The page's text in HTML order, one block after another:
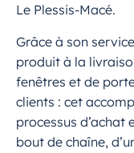
Le Plessis-Macé.
Grâce à son
produit à la
fenêtres et de
clients : cet
processus d’achat
bout de chaîne,